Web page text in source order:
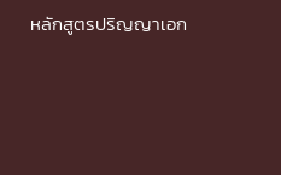
หลักสูตรปริญญาเอก